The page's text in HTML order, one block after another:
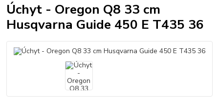
Úchyt - Oregon Q8 33 cm
Husqvarna Guide 450 E T435 36